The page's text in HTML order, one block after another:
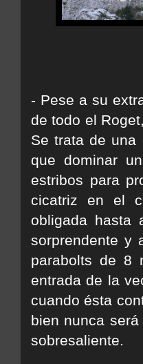
- Pese a su
de todo el
Se trata de una
que dominar
estribos para
cicatriz en el
obligada hasta
sorprendente y
parabolts de 8
entrada de la
cuando ésta
bien nunca
sobresaliente.